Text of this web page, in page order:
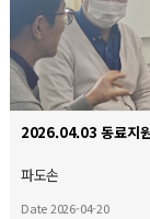
파도손
Date 2026-04-20